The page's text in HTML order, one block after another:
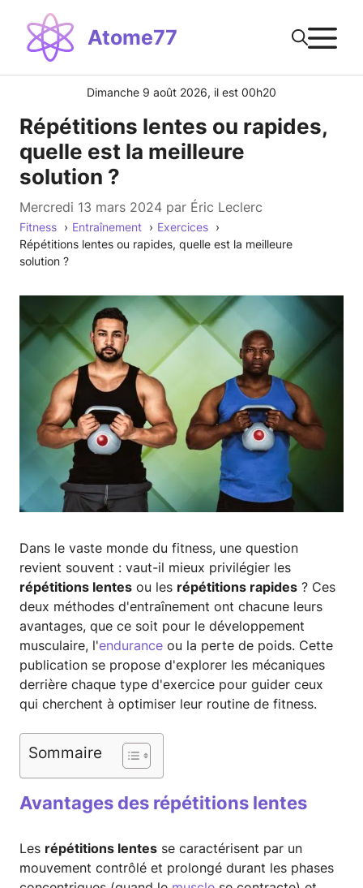
contenu
Atome77
Dimanche 9 août 2026, il est 00h20
Répétitions lentes ou rapides,
quelle est la meilleure
solution ?
mercredi 13 mars 2024 par Éric Leclerc
Fitness Entraînement
Exercices
Répétitions lentes ou rapides, quelle est la meilleure
solution ?
Dans le vaste monde du fitness, une question
revient souvent : vaut-il mieux privilégier les
répétitions lentes ou les répétitions rapides ? Ces
deux méthodes d'entraînement ont chacune leurs
avantages, que ce soit pour le développement
musculaire, l'endurance ou la perte de poids. Cette
publication se propose d'explorer les mécaniques
derrière chaque type d'exercice pour guider ceux
qui cherchent à optimiser leur routine de fitness.
Sommaire
Avantages des répétitions lentes
Les répétitions lentes se caractérisent par un
mouvement contrôlé et prolongé durant les phases